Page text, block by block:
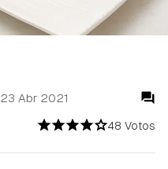
48 Votos
23 Abr 2021